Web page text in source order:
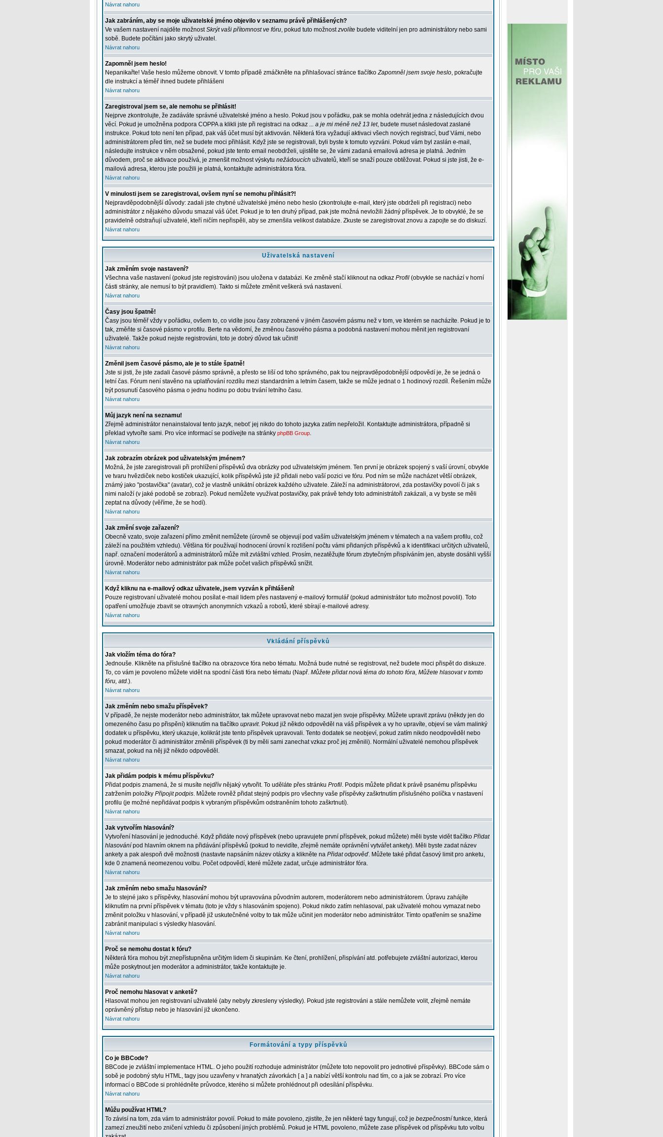
Návrat nahoru
Jak zabráním, aby se moje uživatelské jméno objevilo v seznamu právě přihlášených?
Ve vašem nastavení najděte možnostSkrýt vaši přítomnost ve fóru, pokud tuto možnostzvolíte budete viditelní jen pro administrátory nebo sami
sobě. Budete počítáni jako skrytý uživatel.
Návrat nahoru
Zapomněl jsem heslo!
Nepanikařte! Vaše heslo můžeme obnovit. V tomto případě zmáčkněte na přihlašovací stránce tlačítkoZapomněl jsem svoje heslo, pokračujte
dle instrukcí a téměř ihned budete přihlášeni
Návrat nahoru
Zaregistroval jsem se, ale nemohu se přihlásit!
Nejprve zkontrolujte, že zadáváte správné uživatelské jméno a heslo. Pokud jsou v pořádku, pak se mohla odehrát jedna z následujících dvou
věcí. Pokud je umožněna podpora COPPA a klikli jste při registraci na odkaz ... a je mi méně než 13 let, budete muset následovat zaslané
instrukce. Pokud toto není ten případ, pak váš účet musí být aktivován. Některá fóra vyžadují aktivaci všech nových registrací, buď Vámi, nebo
administrátorem před tím, než se budete moci přihlásit. Když jste se registrovali, byli byste k tomuto vyzváni. Pokud vám byl zaslán e-mail,
následujte instrukce v něm obsažené, pokud jste tento email neobdrželi, ujistěte se, že vámi zadaná emailová adresa je platná. Jedním
důvodem, proč se aktivace používá, je zmenšit možnost výskytu nežádoucích uživatelů, kteří se snaží pouze obtěžovat. Pokud si jste jisti, že e-
mailová adresa, kterou jste použili je platná, kontaktujte administrátora fóra.
Návrat nahoru
V minulosti jsem se zaregistroval, ovšem nyní se nemohu přihlásit?!
Nejpravděpodobnější důvody: zadali jste chybné uživatelské jméno nebo heslo (zkontrolujte e-mail, který jste obdrželi při registraci) nebo
administrátor z nějakého důvodu smazal váš účet. Pokud je to ten druhý případ, pak jste možná nevložili žádný příspěvek. Je to obvyklé, že se
pravidelně odstraňují uživatelé, kteří ničím nepřispěli, aby se zmenšila velikost databáze. Zkuste se zaregistrovat znovu a zapojte se do diskuzí.
Návrat nahoru
Uživatelská nastavení
Jak změním svoje nastavení?
Všechna vaše nastavení (pokud jste registrováni) jsou uložena v databázi. Ke změně stačí kliknout na odkaz Profil (obvykle se nachází v horní
části stránky, ale nemusí to být pravidlem). Takto si můžete změnit veškerá svá nastavení.
Návrat nahoru
Časy jsou špatně!
Časy jsou téměř vždy v pořádku, ovšem to, co vidíte jsou časy zobrazené v jiném časovém pásmu než v tom, ve kterém se nacházíte. Pokud je to
tak, změňte si časové pásmo v profilu. Berte na vědomí, že změnou časového pásma a podobná nastavení mohou měnit jen registrovaní
uživatelé. Takže pokud nejste registrováni, toto je dobrý důvod tak učinit!
Návrat nahoru
Změnil jsem časové pásmo, ale je to stále špatně!
Jste si jisti, že jste zadali časové pásmo správně, a přesto se liší od toho správného, pak tou nejpravděpodobnější odpovědí je, že se jedná o
letní čas. Fórum není stavěno na uplatňování rozdílu mezi standardním a letním časem, takže se může jednat o 1 hodinový rozdíl. Řešením může
být posunutí časového pásma o jednu hodinu po dobu trvání letního času.
Návrat nahoru
Můj jazyk není na seznamu!
Zřejmě administrátor nenainstaloval tento jazyk, neboť jej nikdo do tohoto jazyka zatím nepřeložil. Kontaktujte administrátora, případně si
překlad vytvořte sami. Pro více informací se podívejte na stránky phpBB Group.
Návrat nahoru
Jak zobrazím obrázek pod uživatelským jménem?
Možná, že jste zaregistrovali při prohlížení příspěvků dva obrázky pod uživatelským jménem. Ten první je obrázek spojený s vaší úrovní, obvykle
ve tvaru hvězdiček nebo kostiček ukazující, kolik příspěvků jste již přidali nebo vaší pozici ve fóru. Pod ním se může nacházet větší obrázek,
známý jako "postavička" (avatar), což je vlastně unikátní obrázek každého uživatele. Záleží na administrátorovi, zda postavičky povolí či jak s
nimi naloží (v jaké podobě se zobrazí). Pokud nemůžete využívat postavičky, pak právě tehdy toto administrátoři zakázali, a vy byste se měli
zeptat na důvody (věříme, že se hodí).
Návrat nahoru
Jak změní svoje zařazení?
Obecně vzato, svoje zařazení přímo změnit nemůžete (úrovně se objevují pod vaším uživatelským jménem v tématech a na vašem profilu, což
záleží na použitém vzhledu). Většina fór používají hodnocení úrovní k rozlišení počtu vámi přidaných příspěvků a k identifikaci určitých uživatelů,
např. označení moderátorů a administrátorů může mít zvláštní vzhled. Prosím, nezatěžujte fórum zbytečným přispíváním jen, abyste dosáhli vyšší
úrovně. Moderátor nebo administrátor pak může počet vašich příspěvků snížit.
Návrat nahoru
Když kliknu na e-mailový odkaz uživatele, jsem vyzván k přihlášení!
Pouze registrovaní uživatelé mohou posílat e-mail lidem přes nastavený e-mailový formulář (pokud administrátor tuto možnost povolil). Toto
opatření umožňuje zbavit se otravných anonymních vzkazů a robotů, které sbírají e-mailové adresy.
Návrat nahoru
Vkládání příspěvků
Jak vložím téma do fóra?
Jednouše. Klikněte na příslušné tlačítko na obrazovce fóra nebo tématu. Možná bude nutné se registrovat, než budete moci přispět do diskuze.
To, co vám je povoleno můžete vidět na spodní části fóra nebo tématu (Např. Můžete přidat nová téma do tohoto fóra, Můžete hlasovat v tomto
fóru, atd.).
Návrat nahoru
Jak změním nebo smažu příspěvek?
V případě, že nejste moderátor nebo administrátor, tak můžete upravovat nebo mazat jen svoje příspěvky. Můžete upravit zprávu (někdy jen do
omezeného času po přispění) kliknutím na tlačítko upravit. Pokud již někdo odpověděl na váš příspěvek a vy ho upravíte, objeví se vám malinký
dodatek u příspěvku, který ukazuje, kolikrát jste tento příspěvek upravovali. Tento dodatek se neobjeví, pokud zatím nikdo neodpověděl nebo
pokud moderátor či administrátor změnili příspěvek (ti by měli sami zanechat vzkaz proč jej změnili). Normální uživatelé nemohou příspěvek
smazat, pokud na něj již někdo odpověděl.
Návrat nahoru
Jak přidám podpis k mému příspěvku?
Přidat podpis znamená, že si musíte nejdřív nějaký vytvořit. To uděláte přes stránku Profil. Podpis můžete přidat k právě psanému příspěvku
zatržením položky Připojit podpis. Můžete rovněž přidat stejný podpis pro všechny vaše příspěvky zaškrtnutím příslušného políčka v nastavení
profilu (je možné nepřidávat podpis k vybraným příspěvkům odstraněním tohoto zaškrtnutí).
Návrat nahoru
Jak vytvořím hlasování?
Vytvoření hlasování je jednoduché. Když přidáte nový příspěvek (nebo upravujete první příspěvek, pokud můžete) měli byste vidět tlačítko Přidat
hlasování pod hlavním oknem na přidávání příspěvků (pokud to nevidíte, zřejmě nemáte oprávnění vytvářet ankety). Měli byste zadat název
ankety a pak alespoň dvě možnosti (nastavte napsáním název otázky a klikněte na Přidat odpověď. Můžete také přidat časový limit pro anketu,
kde 0 znamená neomezenou volbu. Počet odpovědí, které můžete zadat, určuje administrátor fóra.
Návrat nahoru
Jak změním nebo smažu hlasování?
Je to stejné jako s příspěvky, hlasování mohou být upravována původním autorem, moderátorem nebo administrátorem. Úpravu zahájíte
kliknutím na první příspěvek v tématu (toto je vždy s hlasováním spojeno). Pokud nikdo zatím nehlasoval, pak uživatelé mohou vymazat nebo
změnit položku v hlasování, v případě již uskutečněné volby to tak může učinit jen moderátor nebo administrátor. Tímto opatřením se snažíme
zabránit manipulaci s výsledky hlasování.
Návrat nahoru
Proč se nemohu dostat k fóru?
Některá fóra mohou být znepřístupněna určitým lidem či skupinám. Ke čtení, prohlížení, přispívání atd. potřebujete zvláštní autorizaci, kterou
může poskytnout jen moderátor a administrátor, takže kontaktujte je.
Návrat nahoru
Proč nemohu hlasovat v anketě?
Hlasovat mohou jen registrovaní uživatelé (aby nebyly zkresleny výsledky). Pokud jste registrováni a stále nemůžete volit, zřejmě nemáte
oprávněný přístup nebo je hlasování již ukončeno.
Návrat nahoru
Formátování a typy příspěvků
Co je BBCode?
BBCode je zvláštní implementace HTML. O jeho použití rozhoduje administrátor (můžete toto nepovolit pro jednotlivé příspěvky). BBCode sám o
sobě je podobný stylu HTML, tagy jsou uzavřeny v hranatých závorkách [ a ] a nabízí větší kontrolu nad tím, co a jak se zobrazí. Pro více
informací o BBCode si prohlédněte průvodce, kterého si můžete prohlédnout při odesílání příspěvku.
Návrat nahoru
Můžu používat HTML?
To závisí na tom, zda vám to administrátor povolí. Pokud to máte povoleno, zjistíte, že jen některé tagy fungují, což je bezpečnostní funkce, která
zamezí zneužití nebo zničení vzhledu či způsobení jiných problémů. Pokud je HTML povoleno, můžete zase příspěvek od příspěvku tuto volbu